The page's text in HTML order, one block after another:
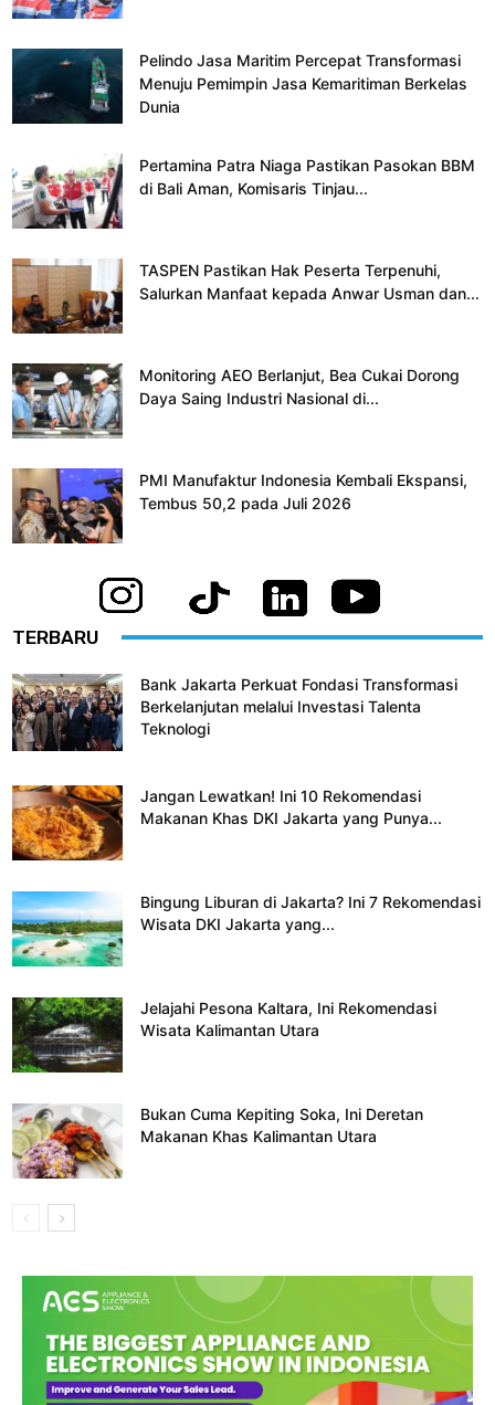
Pelindo Jasa Maritim Percepat Transformasi
Menuju Pemimpin Jasa Kemaritiman Berkelas
Dunia
Pertamina Patra Niaga Pastikan Pasokan BBM
di Bali Aman, Komisaris Tinjau...
TASPEN Pastikan Hak Peserta Terpenuhi,
Salurkan Manfaat kepada Anwar Usman dan...
Monitoring AEO Berlanjut, Bea Cukai Dorong
Daya Saing Industri Nasional di...
PMI Manufaktur Indonesia Kembali Ekspansi,
Tembus 50,2 pada Juli 2026
TERBARU
Bank Jakarta Perkuat Fondasi Transformasi
Berkelanjutan melalui Investasi Talenta
Teknologi
Jangan Lewatkan! Ini 10 Rekomendasi
Makanan Khas DKI Jakarta yang Punya...
Bingung Liburan di Jakarta? Ini 7 Rekomendasi
Wisata DKI Jakarta yang...
Jelajahi Pesona Kaltara, Ini Rekomendasi
Wisata Kalimantan Utara
Bukan Cuma Kepiting Soka, Ini Deretan
Makanan Khas Kalimantan Utara